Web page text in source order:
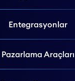
Entegrasyonlar
Pazarlama Araçları